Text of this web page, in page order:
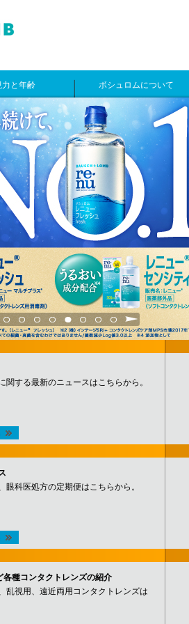
力と年齢 ボシュロムについて
2 3 4 5 6 7 8 9
関する最新のニュースはこちらから。
眼科医処方の定期便はこちらから。
種コンタクトレンズの紹介
乱視用、遠近両用コンタクトレンズは